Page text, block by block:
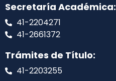
Secretaría Académica:
41-2204271
41-2661372
Trámites de Título:
41-2203255